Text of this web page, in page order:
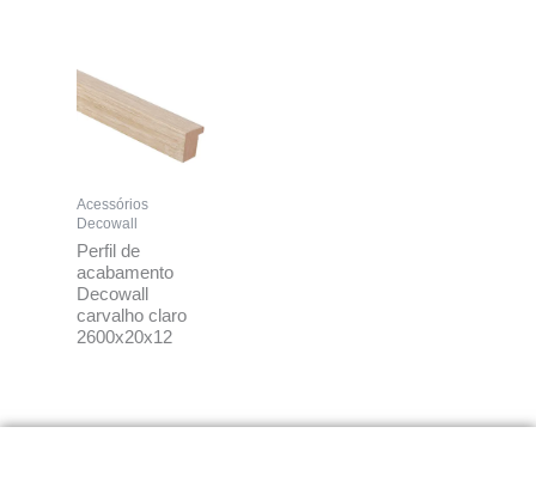
Acessórios
Decowall
Perfil de
acabamento
Decowall
carvalho claro
2600x20x12